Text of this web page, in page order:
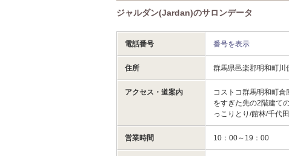
ジャルダン(Jardan)のサロンデータ
電話番号 番号を表示
住所 群馬県邑楽郡明和町川
アクセス・道案内
コストコ群馬明和町
をすぎた先の2階建て
っこりとり/館林/千代
営業時間 10：00～19：00